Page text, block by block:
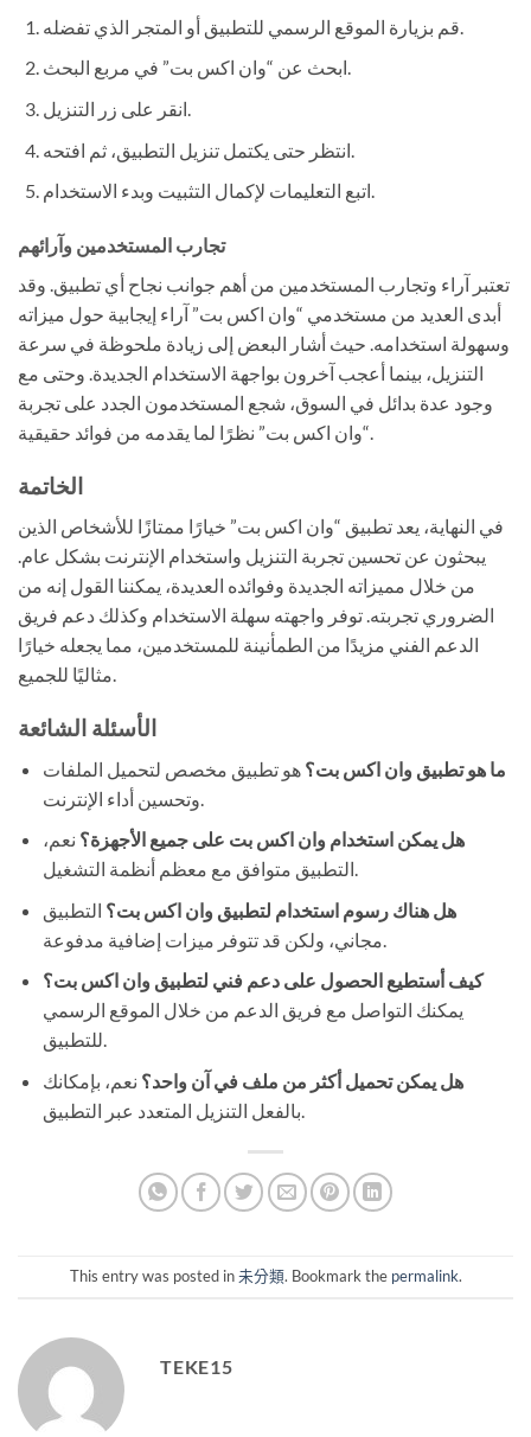
ابحث عن “وان اكس بت” في مربع البحث.
انقر على زر التنزيل.
اتبع التعليمات لإكمال التثبيت وبدء الاستخدام.
تجارب المستخدمين وآرائهم
تعتبر آراء وتجارب المستخدمين من أهم جوانب نجاح أي تطبيق. وقد
أبدى العديد من مستخدمي “وان اكس بت” آراء إيجابية حول ميزاته
وسهولة استخدامه. حيث أشار البعض إلى زيادة ملحوظة في سرعة
التنزيل، بينما أعجب آخرون بواجهة الاستخدام الجديدة. وحتى مع
وجود عدة بدائل في السوق، شجع المستخدمون الجدد على تجربة
“وان اكس بت” نظرًا لما يقدمه من فوائد حقيقية.
الخاتمة
في النهاية، يعد تطبيق “وان اكس بت” خيارًا ممتازًا للأشخاص الذين
يبحثون عن تحسين تجربة التنزيل واستخدام الإنترنت بشكل عام.
من خلال مميزاته الجديدة وفوائده العديدة، يمكننا القول إنه من
الضروري تجربته. توفر واجهته سهلة الاستخدام وكذلك دعم فريق
الدعم الفني مزيدًا من الطمأنينة للمستخدمين، مما يجعله خيارًا
مثاليًا للجميع.
الأسئلة الشائعة
ما هو تطبيق وان اكس بت؟ هو تطبيق مخصص لتحميل الملفات
هل يمكن استخدام وان اكس بت على جميع الأجهزة؟ نعم،
التطبيق متوافق مع معظم أنظمة التشغيل.
هل هناك رسوم استخدام لتطبيق وان اكس بت؟ التطبيق
مجاني، ولكن قد تتوفر ميزات إضافية مدفوعة.
كيف أستطيع الحصول على دعم فني لتطبيق وان اكس بت؟
يمكنك التواصل مع فريق الدعم من خلال الموقع الرسمي
للتطبيق.
هل يمكن تحميل أكثر من ملف في آن واحد؟ نعم، بإمكانك
بالفعل التنزيل المتعدد عبر التطبيق.
This entry was posted in未分類. Bookmark the permalink.
TEKE15